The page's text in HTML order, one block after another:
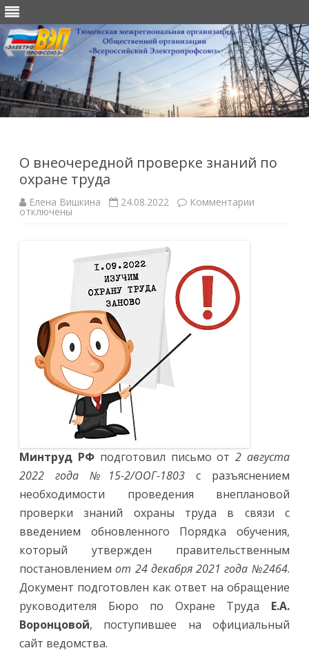
О внеочередной проверке знаний по
охране труда
Елена Вишкина 24.08.2022 Комментарии
отключены
Минтруд РФподготовил письмо от2 августа
2022 года №15-2/ООГ-1803 с разъяснением
необходимости проведения внеплановой
проверки знаний охраны труда в связи с
введением обновленного Порядка обучения,
который утвержден правительственным
постановлениемот 24 декабря 2021 года №2464.
Документ подготовлен как ответ на обращение
руководителя Бюро по Охране Труда Е.А.
Воронцовой, поступившее на официальный
сайт ведомства.